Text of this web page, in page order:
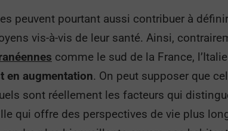
peuvent pourtant aussi contribuer à
vis-à-vis de leur santé. Ainsi,
comme le sud de la France,
en augmentation. On peut supposer que
sont réellement les facteurs qui
qui offre des perspectives de vie plus